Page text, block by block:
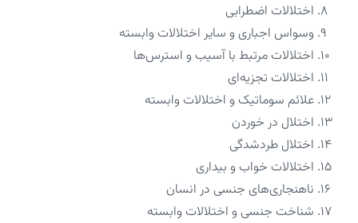
اختلالات اضطرابی
وسواس اجباری و سایر اختلالات وابسته
اختلالات مرتبط با آسیب و استرس‌ها
اختلالات تجزیه‌ای
علائم سوماتیک و اختلالات وابسته
اختلال در خوردن
اختلال طردشدگی
اختلالات خواب و بیداری
ناهنجاری‌های جنسی در انسان
شناخت جنسی و اختلالات وابسته